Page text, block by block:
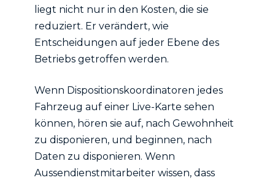
liegt nicht nur in den Kosten, die sie
reduziert. Er verändert, wie
Entscheidungen auf jeder Ebene des
Betriebs getroffen werden.
Wenn Dispositionskoordinatoren jedes
Fahrzeug auf einer Live-Karte sehen
können, hören sie auf, nach Gewohnheit
zu disponieren, und beginnen, nach
Daten zu disponieren. Wenn
Aussendienstmitarbeiter wissen, dass